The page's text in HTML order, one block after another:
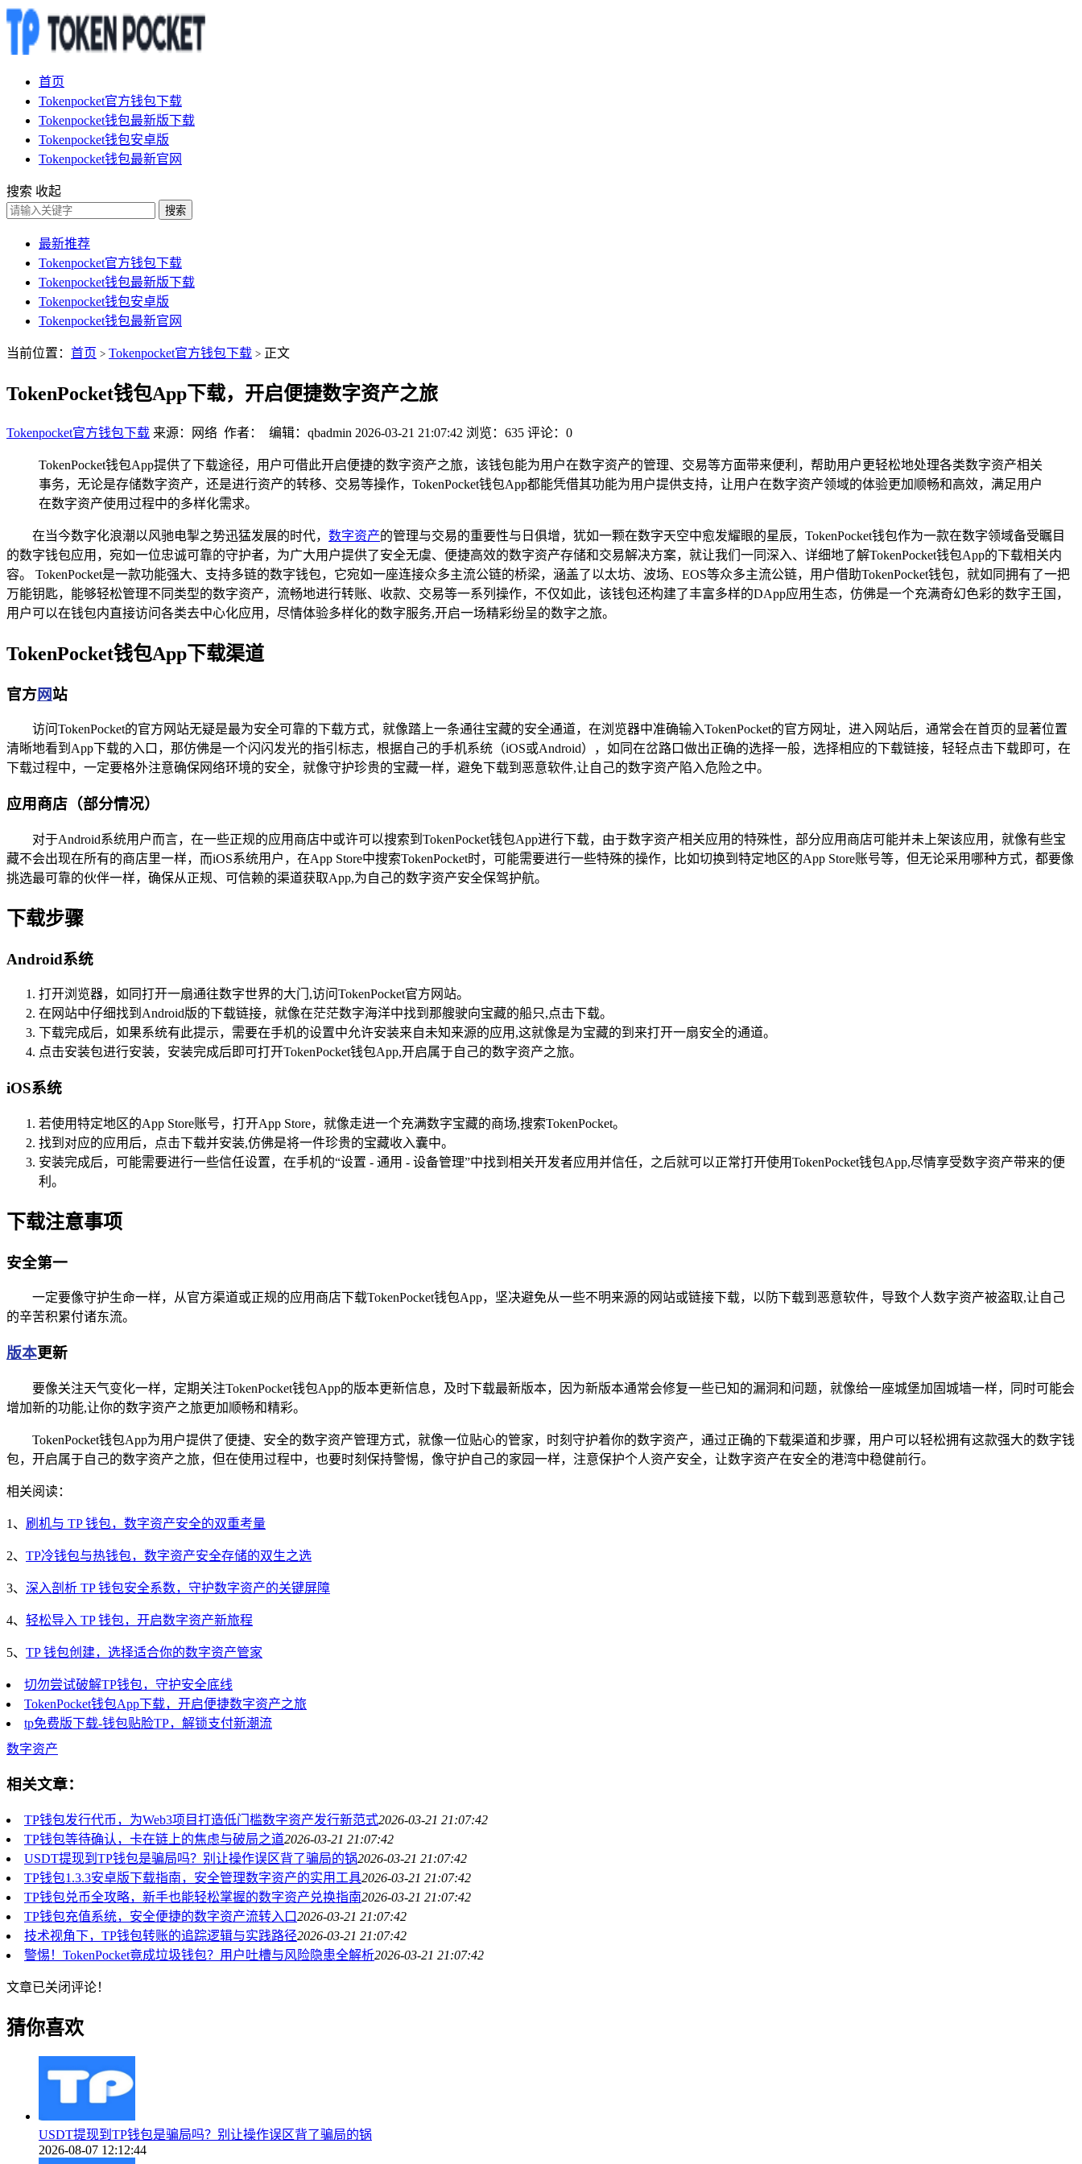
首页
Tokenpocket官方钱包下载
Tokenpocket钱包最新版下载
Tokenpocket钱包安卓版
Tokenpocket钱包最新官网
搜索 收起
搜索
最新推荐
Tokenpocket官方钱包下载
Tokenpocket钱包最新版下载
Tokenpocket钱包安卓版
Tokenpocket钱包最新官网
当前位置： 首页 > Tokenpocket官方钱包下载 > 正文
TokenPocket钱包App下载，开启便捷数字资产之旅
Tokenpocket官方钱包下载 来源：网络 作者： 编辑：qbadmin 2026-03-21 21:07:42 浏览：635 评论：0
TokenPocket钱包App提供了下载途径，用户可借此开启便捷的数字资产之旅，该钱包能为用户在数字资产的管理、交易等方面带来便利，帮助用户更轻松地处理各类数字资产相关
事务，无论是存储数字资产，还是进行资产的转移、交易等操作，TokenPocket钱包App都能凭借其功能为用户提供支持，让用户在数字资产领域的体验更加顺畅和高效，满足用户
在数字资产使用过程中的多样化需求。
在当今数字化浪潮以风驰电掣之势迅猛发展的时代， 数字资产的管理与交易的重要性与日俱增，犹如一颗在数字天空中愈发耀眼的星辰，TokenPocket钱包作为一款在数字领域备受瞩目
的数字钱包应用，宛如一位忠诚可靠的守护者，为广大用户提供了安全无虞、便捷高效的数字资产存储和交易解决方案，就让我们一同深入、详细地了解TokenPocket钱包App的下载相关内
容。 TokenPocket是一款功能强大、支持多链的数字钱包，它宛如一座连接众多主流公链的桥梁，涵盖了以太坊、波场、EOS等众多主流公链，用户借助TokenPocket钱包，就如同拥有了一把
万能钥匙，能够轻松管理不同类型的数字资产，流畅地进行转账、收款、交易等一系列操作，不仅如此，该钱包还构建了丰富多样的DApp应用生态，仿佛是一个充满奇幻色彩的数字王国，
用户可以在钱包内直接访问各类去中心化应用，尽情体验多样化的数字服务,开启一场精彩纷呈的数字之旅。
TokenPocket钱包App下载渠道
官方网站
访问TokenPocket的官方网站无疑是最为安全可靠的下载方式，就像踏上一条通往宝藏的安全通道，在浏览器中准确输入TokenPocket的官方网址，进入网站后，通常会在首页的显著位置
清晰地看到App下载的入口，那仿佛是一个闪闪发光的指引标志，根据自己的手机系统（iOS或Android），如同在岔路口做出正确的选择一般，选择相应的下载链接，轻轻点击下载即可，在
下载过程中，一定要格外注意确保网络环境的安全，就像守护珍贵的宝藏一样，避免下载到恶意软件,让自己的数字资产陷入危险之中。
应用商店（部分情况）
对于Android系统用户而言，在一些正规的应用商店中或许可以搜索到TokenPocket钱包App进行下载，由于数字资产相关应用的特殊性，部分应用商店可能并未上架该应用，就像有些宝
藏不会出现在所有的商店里一样，而iOS系统用户，在App Store中搜索TokenPocket时，可能需要进行一些特殊的操作，比如切换到特定地区的App Store账号等，但无论采用哪种方式，都要像
挑选最可靠的伙伴一样，确保从正规、可信赖的渠道获取App,为自己的数字资产安全保驾护航。
下载步骤
Android系统
打开浏览器，如同打开一扇通往数字世界的大门,访问TokenPocket官方网站。
在网站中仔细找到Android版的下载链接，就像在茫茫数字海洋中找到那艘驶向宝藏的船只,点击下载。
下载完成后，如果系统有此提示，需要在手机的设置中允许安装来自未知来源的应用,这就像是为宝藏的到来打开一扇安全的通道。
点击安装包进行安装，安装完成后即可打开TokenPocket钱包App,开启属于自己的数字资产之旅。
iOS系统
若使用特定地区的App Store账号，打开App Store，就像走进一个充满数字宝藏的商场,搜索TokenPocket。
找到对应的应用后，点击下载并安装,仿佛是将一件珍贵的宝藏收入囊中。
安装完成后，可能需要进行一些信任设置，在手机的“设置 - 通用 - 设备管理”中找到相关开发者应用并信任，之后就可以正常打开使用TokenPocket钱包App,尽情享受数字资产带来的便
利。
下载注意事项
安全第一
一定要像守护生命一样，从官方渠道或正规的应用商店下载TokenPocket钱包App，坚决避免从一些不明来源的网站或链接下载，以防下载到恶意软件，导致个人数字资产被盗取,让自己
的辛苦积累付诸东流。
版本更新
要像关注天气变化一样，定期关注TokenPocket钱包App的版本更新信息，及时下载最新版本，因为新版本通常会修复一些已知的漏洞和问题，就像给一座城堡加固城墙一样，同时可能会
增加新的功能,让你的数字资产之旅更加顺畅和精彩。
TokenPocket钱包App为用户提供了便捷、安全的数字资产管理方式，就像一位贴心的管家，时刻守护着你的数字资产，通过正确的下载渠道和步骤，用户可以轻松拥有这款强大的数字钱
包，开启属于自己的数字资产之旅，但在使用过程中，也要时刻保持警惕，像守护自己的家园一样，注意保护个人资产安全，让数字资产在安全的港湾中稳健前行。
相关阅读：
1、 刷机与 TP 钱包，数字资产安全的双重考量
2、 TP冷钱包与热钱包，数字资产安全存储的双生之选
3、 深入剖析 TP 钱包安全系数，守护数字资产的关键屏障
4、 轻松导入 TP 钱包，开启数字资产新旅程
5、 TP 钱包创建，选择适合你的数字资产管家
切勿尝试破解TP钱包，守护安全底线
TokenPocket钱包App下载，开启便捷数字资产之旅
tp免费版下载-钱包贴脸TP，解锁支付新潮流
数字资产
相关文章：
TP钱包发行代币，为Web3项目打造低门槛数字资产发行新范式2026-03-21 21:07:42
TP钱包等待确认，卡在链上的焦虑与破局之道2026-03-21 21:07:42
USDT提现到TP钱包是骗局吗？别让操作误区背了骗局的锅2026-03-21 21:07:42
TP钱包1.3.3安卓版下载指南，安全管理数字资产的实用工具2026-03-21 21:07:42
TP钱包兑币全攻略，新手也能轻松掌握的数字资产兑换指南2026-03-21 21:07:42
TP钱包充值系统，安全便捷的数字资产流转入口2026-03-21 21:07:42
技术视角下，TP钱包转账的追踪逻辑与实践路径2026-03-21 21:07:42
警惕！TokenPocket竟成垃圾钱包？用户吐槽与风险隐患全解析2026-03-21 21:07:42
文章已关闭评论！
猜你喜欢
USDT提现到TP钱包是骗局吗？别让操作误区背了骗局的锅
2026-08-07 12:12:44